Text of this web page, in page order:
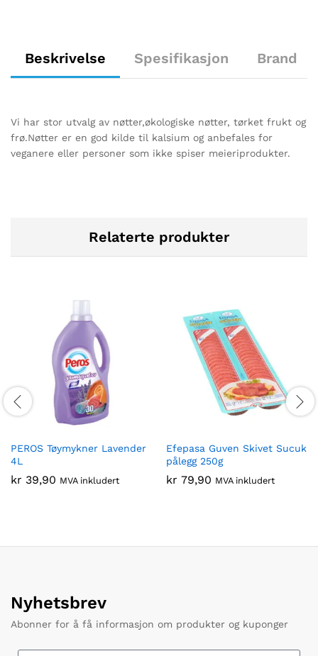
Beskrivelse Spesifikasjon Brand
Vi har stor utvalg av nøtter,økologiske nøtter, tørket frukt og
frø.Nøtter er en god kilde til kalsium og anbefales for
veganere eller personer som ikke spiser meieriprodukter.
Relaterte produkter
PEROS Tøymykner Lavender
4L
kr 39,90 MVA inkludert
Efepasa Guven Skivet Sucuk
pålegg 250g
kr 79,90 MVA inkludert
Nyhetsbrev
Abonner for å få informasjon om produkter og kuponger